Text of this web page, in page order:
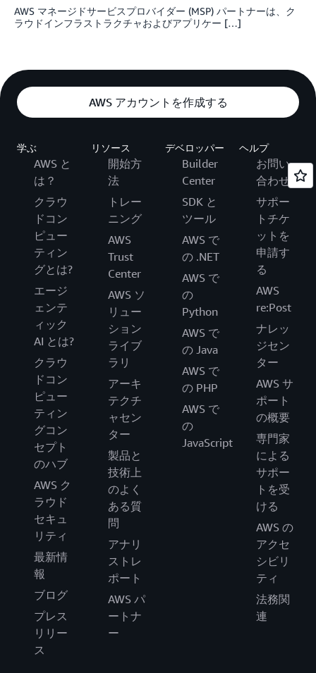
AWS マネージドサービスプロバイダー (MSP) パートナーは、ク
ラウドインフラストラクチャおよびアプリケー […]
AWS アカウントを作成する
学ぶ
AWS と
は？
クラウ
ドコン
ピュー
ティン
グとは?
エージ
ェンテ
ィック
AI とは?
クラウ
ドコン
ピュー
ティン
グコン
セプト
のハブ
AWS ク
ラウド
セキュ
リティ
最新情
報
ブログ
プレス
リリー
ス
リソース
開始方
法
トレー
ニング
AWS
Trust
Center
AWS ソ
リュー
ション
ライブ
ラリ
アーキ
テクチ
ャセン
ター
製品と
技術上
のよく
ある質
問
アナリ
ストレ
ポート
AWS パ
ートナ
ー
デベロッパー
Builder
Center
SDK と
ツール
AWS で
の .NET
AWS で
の
Python
AWS で
の Java
AWS で
の PHP
AWS で
の
JavaScript
ヘルプ
お問い
合わせ
サポー
トチケ
ットを
申請す
る
AWS
re:Post
ナレッ
ジセン
ター
AWS サ
ポート
の概要
専門家
による
サポー
トを受
ける
AWS の
アクセ
シビリ
ティ
法務関
連